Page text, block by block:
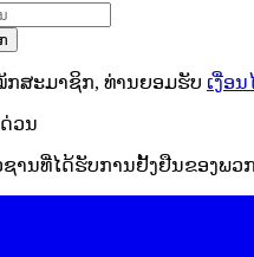
ສະມາຊິກ, ທ່ານຍອມຮັບ ເງື່ອ
ວນ
ຊານທີ່ໄດ້ຮັບການຢັ້ງຢືນຂອງພວ